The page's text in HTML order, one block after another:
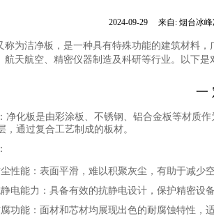
2024-09-29 来自:烟台冰
称为洁净板，是一种具有特殊功能的建筑材料
航天航空、精密仪器制造及科研等行业。以下是
一
：净化板是由彩涂板、不锈钢、铝合金板等材质
，通过复合工艺制成的板材。
：
尘性能：表面平滑，难以积聚灰尘，有助于减少
电能力 ：具备有效的抗静电设计，保护精密设
腐功能：面材和芯材均展现出色的耐腐蚀特性，